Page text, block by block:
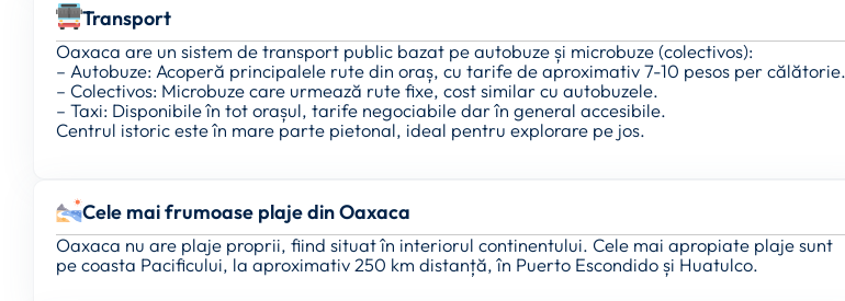
Transport
Oaxaca are un sistem de transport public bazat pe autobuze și microbuze (colectivos):
– Autobuze: Acoperă principalele rute din oraș, cu tarife de aproximativ 7-10 pesos per călătorie.
– Colectivos: Microbuze care urmează rute fixe, cost similar cu autobuzele.
– Taxi: Disponibile în tot orașul, tarife negociabile dar în general accesibile.
Centrul istoric este în mare parte pietonal, ideal pentru explorare pe jos.
Cele mai frumoase plaje din Oaxaca
Oaxaca nu are plaje proprii, fiind situat în interiorul continentului. Cele mai apropiate plaje sunt
pe coasta Pacificului, la aproximativ 250 km distanță, în Puerto Escondido și Huatulco.